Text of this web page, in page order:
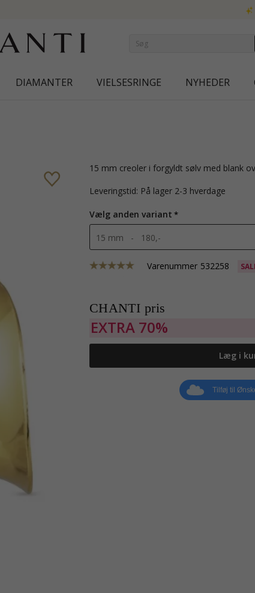
DIAMANTER VIELSESRINGE NYHEDER
15 mm creoler i forgyldt sølv med blank
Leveringstid: På lager 2-3 hverdage
Vælg anden variant
15 mm - 180,-
Varenummer 532258
CHANTI pris
EXTRA 70%
Læg i
Tilføj til